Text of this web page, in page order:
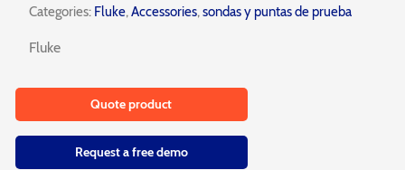
Categories:Fluke,Accessories,sondas y puntas de prueba
Fluke
Quote product
Request a free demo